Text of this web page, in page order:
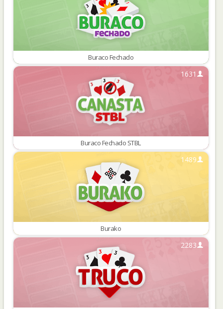
Buraco Fechado
1631
Buraco Fechado STBL
1489
Burako
2283